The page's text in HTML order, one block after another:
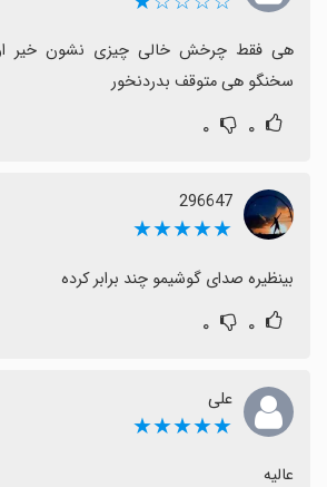
سخنگو هی متوقف بدردنخور
۰ ۰
296647
★★★★★
بینظیره صدای گوشیمو چند برابر کرده
۰ ۰
علی
★★★★★
عالیه